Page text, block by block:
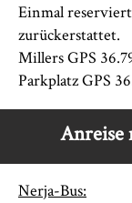
Einmal
zurückerstattet.
Millers GPS
Parkplatz GPS
Anreise
Nerja-Bus: